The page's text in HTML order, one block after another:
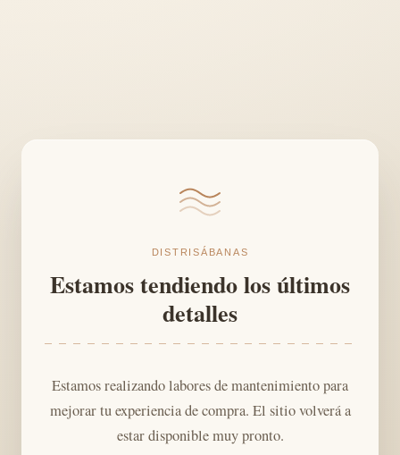
DISTRISÁBANAS
Estamos tendiendo los últimos
detalles
Estamos realizando labores de mantenimiento para
mejorar tu experiencia de compra. El sitio volverá a
estar disponible muy pronto.